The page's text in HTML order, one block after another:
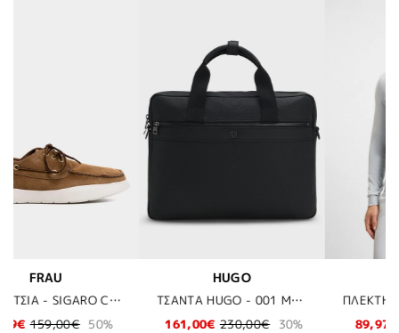
ΤΣΑΝΤΑ HUGO - 001 ΜΑΥΡΟ
30%
ΠΛΕΚΤΗ ΜΠΛΟΥΖΑ BOSS - 054 ΓΚΡΙ
89,97€
149,95€ 40%
ΣΑΚΑΚΙ BOSS - 271
279,30€
399,00€